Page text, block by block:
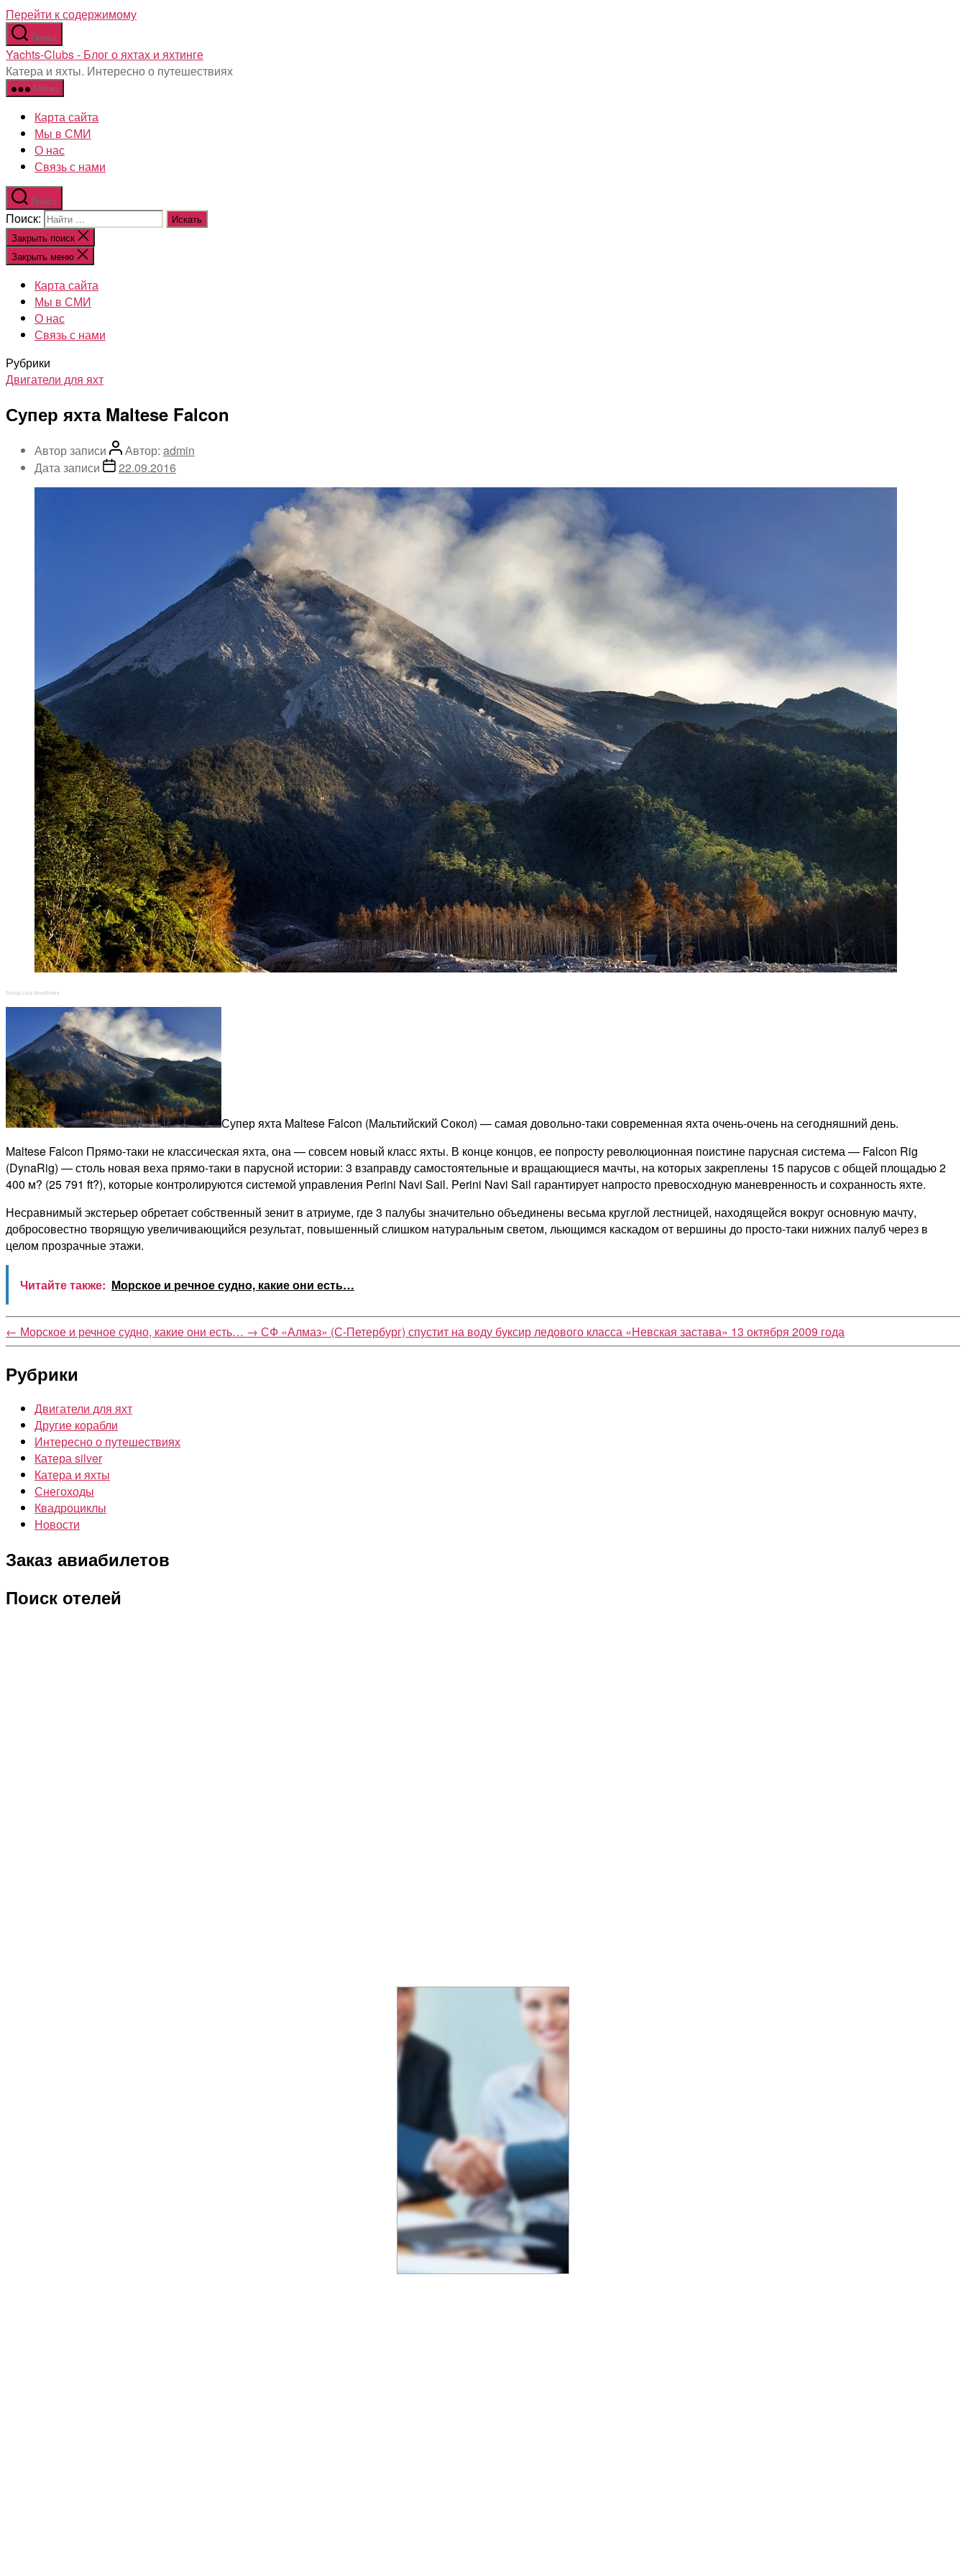
Перейти к содержимому
Поиск
Yachts-Clubs - Блог о яхтах и яхтинге
Катера и яхты. Интересно о путешествиях
Меню
Карта сайта
Мы в СМИ
О нас
Связь с нами
Поиск
Поиск:
Закрыть поиск
Закрыть меню
Карта сайта
Мы в СМИ
О нас
Связь с нами
Рубрики
Двигатели для яхт
Супер яхта Maltese Falcon
Автор записи Автор: admin
Дата записи
22.09.2016
Social Like WordPress
Супер яхта Maltese Falcon (Мальтийский Сокол) — самая довольно-таки современная яхта очень-очень на сегодняшний день.
Maltese Falcon Прямо-таки не классическая яхта, она — совсем новый класс яхты. В конце концов, ее попросту революционная поистине парусная система — Falcon Rig
(DynaRig) — столь новая веха прямо-таки в парусной истории: 3 взаправду самостоятельные и вращающиеся мачты, на которых закреплены 15 парусов с общей площадью 2
400 м? (25 791 ft?), которые контролируются системой управления Perini Navi Sail. Perini Navi Sail гарантирует напросто превосходную маневренность и сохранность яхте.
Несравнимый экстерьер обретает собственный зенит в атриуме, где 3 палубы значительно объединены весьма круглой лестницей, находящейся вокруг основную мачту,
добросовестно творящую увеличивающийся результат, повышенный слишком натуральным светом, льющимся каскадом от вершины до просто-таки нижних палуб через в
целом прозрачные этажи.
Читайте также: Морское и речное судно, какие они есть…
← Морское и речное судно, какие они есть… → СФ «Алмаз» (С-Петербург) спустит на воду буксир ледового класса «Невская застава» 13 октября 2009 года
Рубрики
Двигатели для яхт
Другие корабли
Интересно о путешествиях
Катера silver
Катера и яхты
Снегоходы
Квадроциклы
Новости
Заказ авиабилетов
Поиск отелей